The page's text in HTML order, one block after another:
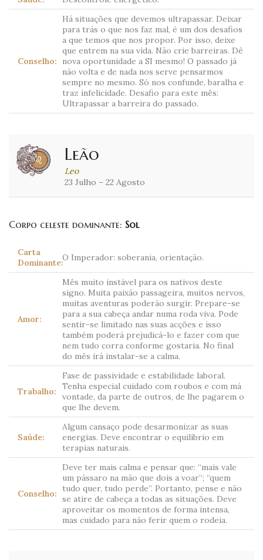
Conselho:
Há situações que devemos ultrapassar. Deixar
para trás o que nos faz mal, é um dos desafios
a que temos que nos propor. Por isso, deixe
que entrem na sua vida. Não crie barreiras. Dê
nova oportunidade a SI mesmo! O passado já
não volta e de nada nos serve pensarmos
sempre no mesmo. Só nos confunde, baralha e
traz infelicidade. Desafio para este mês:
Ultrapassar a barreira do passado.
Leão
Leo
23 Julho – 22 Agosto
Corpo celeste dominante: Sol
Carta
Dominante:O Imperador: soberania, orientação.
Amor:
Mês muito instável para os nativos deste
signo. Muita paixão passageira, muitos nervos,
muitas aventuras poderão surgir. Prepare-se
para a sua cabeça andar numa roda viva. Pode
sentir-se limitado nas suas acções e isso
também poderá prejudicá-lo e fazer com que
nem tudo corra conforme gostaria. No final
do mês irá instalar-se a calma.
Trabalho:
Fase de passividade e estabilidade laboral.
Tenha especial cuidado com roubos e com má
vontade, da parte de outros, de lhe pagarem o
que lhe devem.
Saúde:
Algum cansaço pode desarmonizar as suas
energias. Deve encontrar o equilíbrio em
terapias naturais.
Conselho:
Deve ter mais calma e pensar que: “mais vale
um pássaro na mão que dois a voar”; “quem
tudo quer, tudo perde”. Portanto, pense e não
se atire de cabeça a todas as situações. Deve
aproveitar os momentos de forma intensa,
mas cuidado para não ferir quem o rodeia.